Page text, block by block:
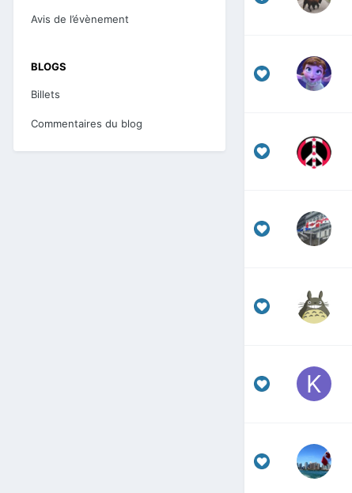
Avis de l’évènement
BLOGS
Billets
Commentaires du blog